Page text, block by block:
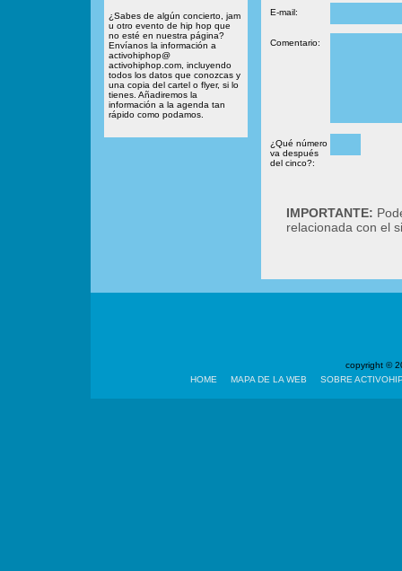
¿Sabes de algún concierto, jam
u otro evento de hip hop que
no esté en nuestra página?
Envíanos la información a
activohiphop@
activohiphop.com, incluyendo
todos los datos que conozcas y
una copia del cartel o flyer, si lo
tienes. Añadiremos la
información a la agenda tan
rápido como podamos.
E-mail:
Comentario:
¿Qué número
va después
del cinco?:
IMPORTANTE:
relacionada con el
copyright ©
HOME
MAPA DE LA WEB SOBRE